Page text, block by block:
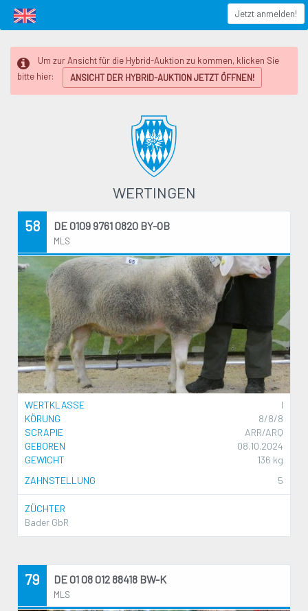
Wertingen
Jetzt anmelden!
Um zur Ansicht für die Hybrid-Auktion zu kommen, klicken Sie
bitte hier:
ANSICHT DER HYBRID-AUKTION JETZT ÖFFNEN!
WERTINGEN
58 DE 0109 9761 0820 BY-OB
MLS
WERTKLASSE
I
KÖRUNG
8/8/8
SCRAPIE
ARR/ARQ
GEBOREN
08.10.2024
GEWICHT
136 kg
ZAHNSTELLUNG
5
ZÜCHTER
Bader GbR
79 DE 01 08 012 88418 BW-K
MLS